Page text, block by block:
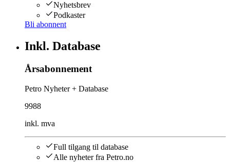
Nyhetsbrev
Podkaster
Bli abonnent
Inkl. Database
Årsabonnement
Petro Nyheter + Database
9988
inkl. mva
Full tilgang til database
Alle nyheter fra Petro.no